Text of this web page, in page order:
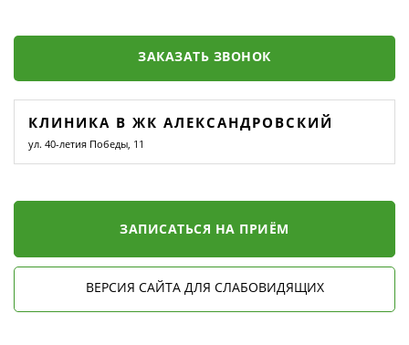
ЗАКАЗАТЬ ЗВОНОК
КЛИНИКА В ЖК АЛЕКСАНДРОВСКИЙ
ул. 40-летия Победы, 11
ЗАПИСАТЬСЯ НА ПРИЁМ
ВЕРСИЯ САЙТА ДЛЯ СЛАБОВИДЯЩИХ